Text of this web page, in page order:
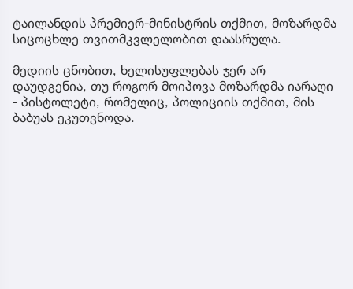
ტაილანდის პრემიერ-მინისტრის თქმით, მოზარდმა
სიცოცხლე თვითმკვლელობით დაასრულა.
მედიის ცნობით, ხელისუფლებას ჯერ არ
დაუდგენია, თუ როგორ მოიპოვა მოზარდმა იარაღი
- პისტოლეტი, რომელიც, პოლიციის თქმით, მის
ბაბუას ეკუთვნოდა.